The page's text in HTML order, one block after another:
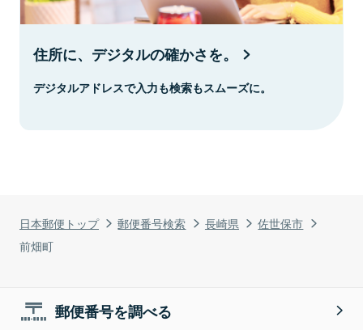
日本郵便トップ 郵便番号検索 長崎県
佐世保市
前畑町
住所に、デジタルの確かさを。
デジタルアドレスで入力も検索もスムーズに。
郵便番号を調べる